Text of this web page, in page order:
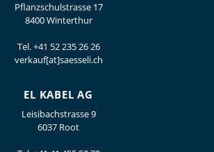
Pflanzschulstrasse 17
8400 Winterthur
Tel.+41 52 235 26 26
verkauf[at]saesseli.ch
EL KABEL AG
Leisibachstrasse 9
6037 Root